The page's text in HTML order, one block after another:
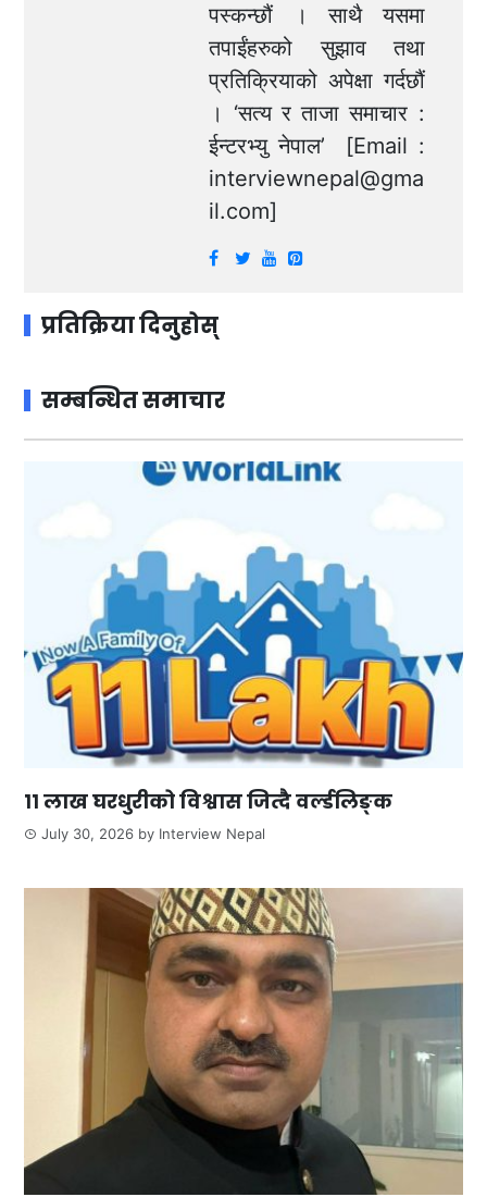
पस्कन्छौं । साथै यसमा
तपाईंहरुको सुझाव तथा
प्रतिक्रियाको अपेक्षा गर्दछौं
। ‘सत्य र ताजा समाचार :
ईन्टरभ्यु नेपाल’ [Email :
interviewnepal@gma
il.com]
प्रतिक्रिया दिनुहोस्
सम्बन्धित समाचार
११ लाख घरधुरीको विश्वास जित्दै वर्ल्डलिङ्क
July 30, 2026 by Interview Nepal